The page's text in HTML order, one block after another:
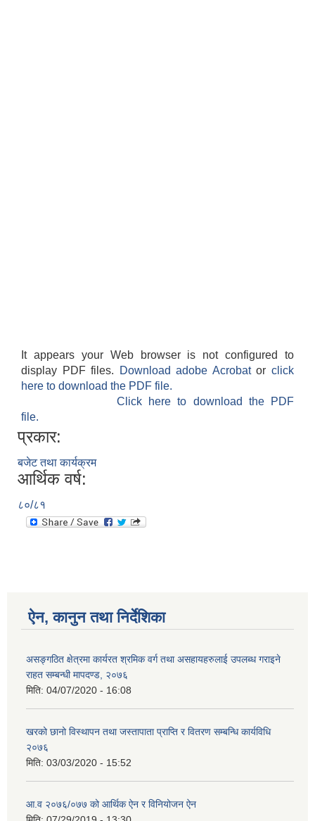
It appears your Web browser is not configured to
display PDF files.
Download adobe Acrobatorclick
here to download the PDF file.
Click here to download the PDF
file.
प्रकार:
बजेट तथा कार्यक्रम
आर्थिक वर्ष:
८०/८१
ऐन, कानुन तथा निर्देशिका
असङ्गठित क्षेत्रमा कार्यरत श्रमिक वर्ग तथा असहायहरुलाई उपलब्ध गराइने
राहत सम्बन्धी मापदण्ड, २०७६
मिति: 04/07/2020 - 16:08
खरको छानो विस्थापन तथा जस्तापाता प्राप्ति र वितरण सम्बन्धि कार्यविधि
२०७६
मिति: 03/03/2020 - 15:52
आ.व २०७६/०७७ को आर्थिक ऐन र विनियोजन ऐन